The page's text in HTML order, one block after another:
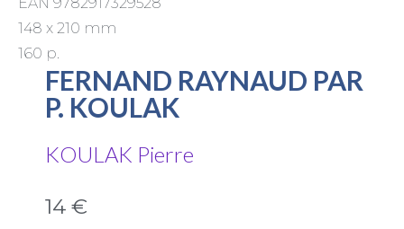
148 x 210 mm
160 p.
FERNAND RAYNAUD PAR
P. KOULAK
KOULAK Pierre
14 €